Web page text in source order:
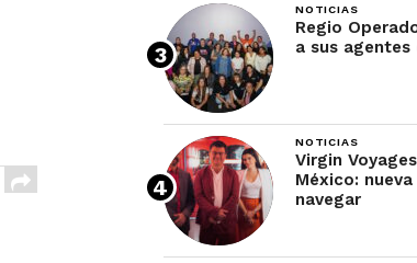
NOTICIAS
Regio
a sus agentes
NOTICIAS
Virgin
México:
navegar